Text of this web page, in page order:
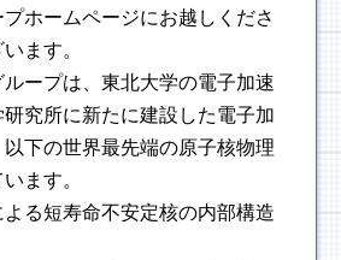
ホームページにお越しくださ
ます。
ープは、東北大学の電子加速
究所に新たに建設した電子加
下の世界最先端の原子核物理
ます。
よる短寿命不安定核の内部構造